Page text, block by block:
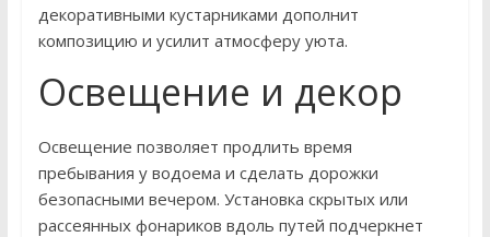
декоративными кустарниками дополнит
композицию и усилит атмосферу уюта.
Освещение и декор
Освещение позволяет продлить время
пребывания у водоема и сделать дорожки
безопасными вечером. Установка скрытых или
рассеянных фонариков вдоль путей подчеркнет